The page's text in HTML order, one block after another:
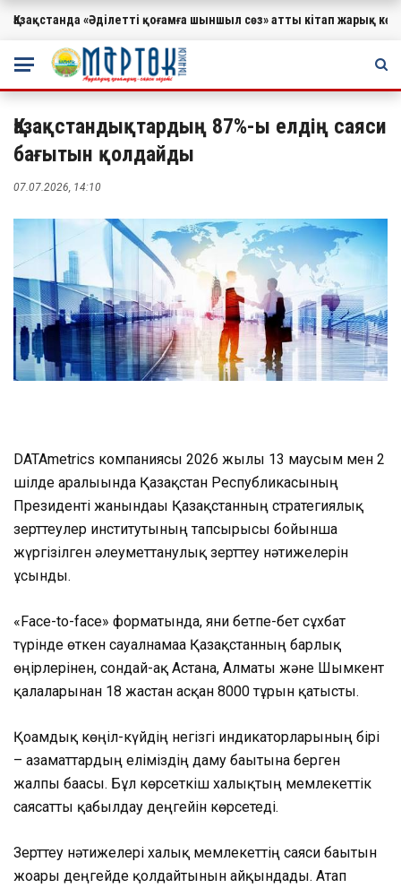
МАҢЫЗДЫ
Қазақстанда «Әділетті қоғамға шыншыл сөз» атты кітап жарық
Қазақстандықтардың 87%-ы елдің саяси
бағытын қолдайды
07.07.2026, 14:10
DATAmetrics компаниясы 2026 жылғы 13 маусым мен 2
шілде аралығында Қазақстан Республикасының
Президенті жанындағы Қазақстанның стратегиялық
зерттеулер институтының тапсырысы бойынша
жүргізілген әлеуметтанулық зерттеу нәтижелерін
ұсынды.
«Face-to-face» форматында, яғни бетпе-бет сұхбат
түрінде өткен сауалнамаға Қазақстанның барлық
өңірлерінен, сондай-ақ Астана, Алматы және Шымкент
қалаларынан 18 жастан асқан 8000 тұрғын қатысты.
Қоғамдық көңіл-күйдің негізгі индикаторларының бірі
– азаматтардың еліміздің даму бағытына берген
жалпы бағасы. Бұл көрсеткіш халықтың мемлекеттік
саясатты қабылдау деңгейін көрсетеді.
Зерттеу нәтижелері халық мемлекеттің саяси бағытын
жоғары деңгейде қолдайтынын айқындады. Атап